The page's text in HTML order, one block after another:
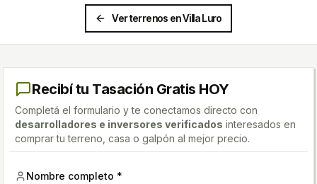
Ver terrenos enVilla Luro
Recibí tu Tasación Gratis HOY
Completá el formulario y te conectamos directo con
desarrolladores e inversores verificados interesados en
comprar tu terreno, casa o galpón al mejor precio.
Nombre completo *